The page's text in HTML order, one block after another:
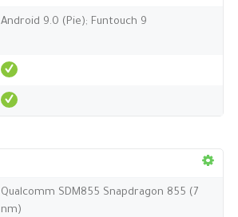
Android 9.0 (Pie); Funtouch 9
Qualcomm SDM855 Snapdragon 855 (7
nm)